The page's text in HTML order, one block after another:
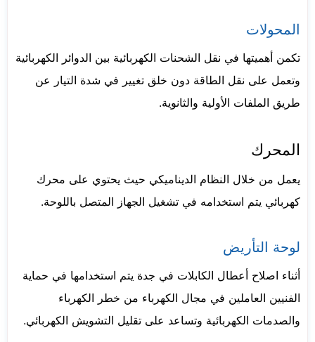
المحولات
تكمن أهميتها في نقل الشحنات الكهربائية بين الدوائر الكهربائية
وتعمل على نقل الطاقة دون خلق تغيير في شدة التيار عن
طريق الملفات الأولية والثانوية.
المحرك
يعمل من خلال النظام الديناميكي حيث يحتوي على محرك
كهربائي يتم استخدامه في تشغيل الجهاز المتصل باللوحة.
لوحة التأريض
أثناء اصلاح أعطال الكابلات في جدة يتم استخدامها في حماية
الفنيين العاملين في مجال الكهرباء من خطر الكهرباء
والصدمات الكهربائية وتساعد على تقليل التشويش الكهربائي.